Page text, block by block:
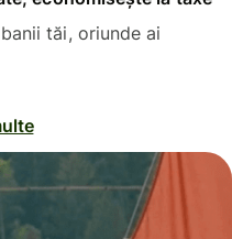
tăi, oriunde ai